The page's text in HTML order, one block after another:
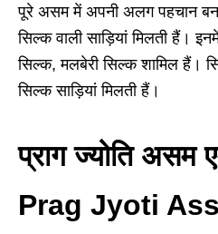
पूरे असम में अपनी अलग पहचान
सिल्क वाली साड़ियां मिलती हैं।
सिल्क, मलबेरी सिल्क शामिल हैं।
सिल्क साड़ियां मिलती हैं।
प्राग ज्योति असम
Prag Jyoti